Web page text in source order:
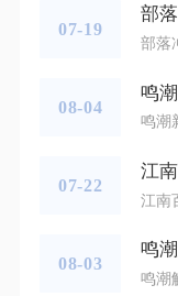
07-19
部
08-04
鸣
07-22
江
08-03
鸣